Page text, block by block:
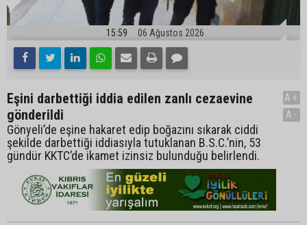
15:59 06 Ağustos 2026
Eşini darbettiği iddia edilen zanlı cezaevine
gönderildi
Gönyeli’de eşine hakaret edip boğazını sıkarak ciddi
şekilde darbettiği iddiasıyla tutuklanan B.S.C.’nin, 53
gündür KKTC’de ikamet izinsiz bulunduğu belirlendi.
A+
A-